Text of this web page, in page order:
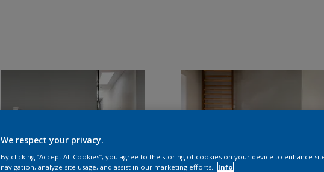
We respect your privacy.
By clicking “Accept All Cookies”, you agree to the storing of cookies on your device to enhance
navigation, analyze site usage, and assist in our marketing efforts.
Info